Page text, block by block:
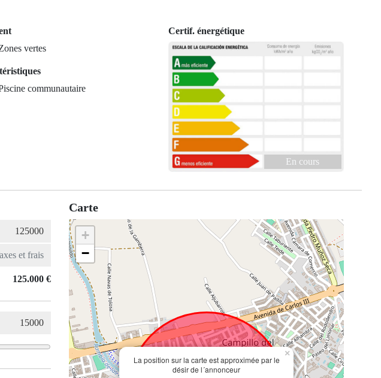
vertes
communautaire
Certif. énergétique
En cours
125.000 €
Carte
La position sur la carte est approximée par le
désir de l´annonceur
×
+
−